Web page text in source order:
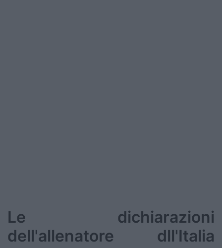
Le dichiarazioni
dell'allenatore dll'Italia